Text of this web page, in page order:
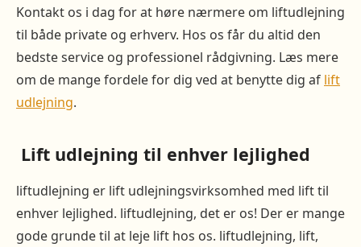
Kontakt os i dag for at høre nærmere om liftudlejning
til både private og erhverv. Hos os får du altid den
bedste service og professionel rådgivning. Læs mere
om de mange fordele for dig ved at benytte dig af lift
udlejning.
Lift udlejning til enhver lejlighed
liftudlejning er lift udlejningsvirksomhed med lift til
enhver lejlighed. liftudlejning, det er os! Der er mange
gode grunde til at leje lift hos os. liftudlejning, lift,